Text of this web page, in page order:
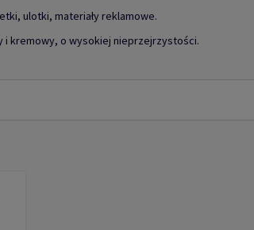
ulotki, materiały reklamowe.
i kremowy, o wysokiej nieprzejrzystości.